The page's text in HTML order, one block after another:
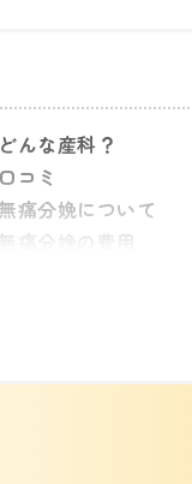
んな産科？
コミ
痛分娩について
痛分娩の費用